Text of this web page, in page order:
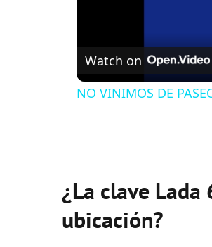
Watch on
NO VINIMOS DE
¿La clave
ubicación?